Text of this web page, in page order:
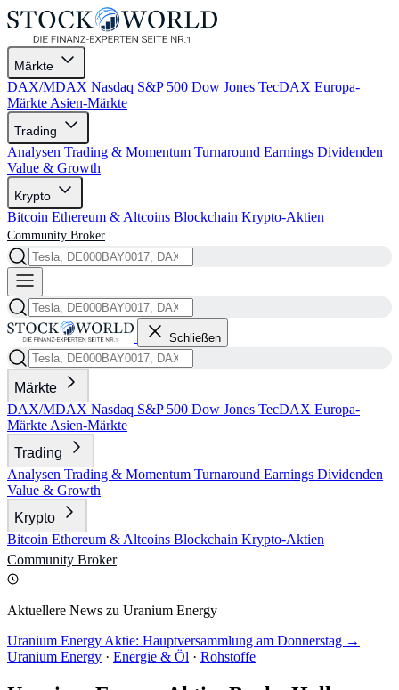
Märkte
DAX/MDAX Nasdaq S&P 500 Dow Jones TecDAX Europa-
Märkte Asien-Märkte
Trading
Analysen Trading & Momentum Turnaround Earnings Dividenden
Value & Growth
Krypto
Bitcoin Ethereum & Altcoins Blockchain Krypto-Aktien
Community Broker
Schließen
Märkte
DAX/MDAX Nasdaq S&P 500 Dow Jones TecDAX Europa-
Märkte Asien-Märkte
Trading
Analysen Trading & Momentum Turnaround Earnings Dividenden
Value & Growth
Krypto
Bitcoin Ethereum & Altcoins Blockchain Krypto-Aktien
Community Broker
Aktuellere News zu Uranium Energy
Uranium Energy Aktie: Hauptversammlung am Donnerstag →
Uranium Energy · Energie & Öl · Rohstoffe